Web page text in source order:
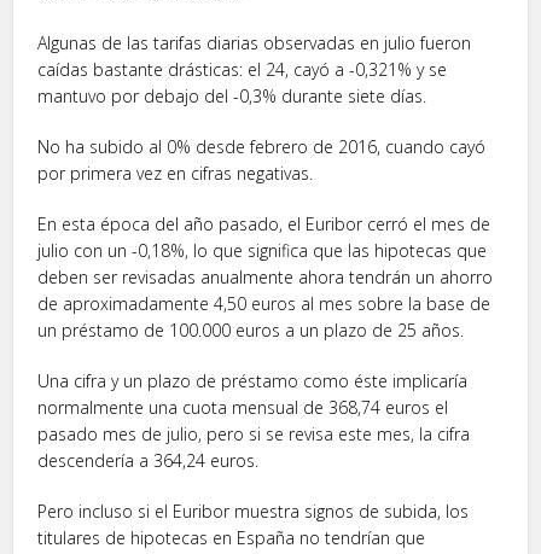
Algunas de las tarifas diarias observadas en julio fueron
caídas bastante drásticas: el 24, cayó a -0,321% y se
mantuvo por debajo del -0,3% durante siete días.
No ha subido al 0% desde febrero de 2016, cuando cayó
por primera vez en cifras negativas.
En esta época del año pasado, el Euribor cerró el mes de
julio con un -0,18%, lo que significa que las hipotecas que
deben ser revisadas anualmente ahora tendrán un ahorro
de aproximadamente 4,50 euros al mes sobre la base de
un préstamo de 100.000 euros a un plazo de 25 años.
Una cifra y un plazo de préstamo como éste implicaría
normalmente una cuota mensual de 368,74 euros el
pasado mes de julio, pero si se revisa este mes, la cifra
descendería a 364,24 euros.
Pero incluso si el Euribor muestra signos de subida, los
titulares de hipotecas en España no tendrían que